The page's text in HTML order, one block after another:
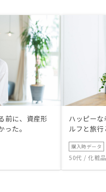
前に、資産形
た。
ハッピー
ルフと旅
購入時データ
50代 / 化粧